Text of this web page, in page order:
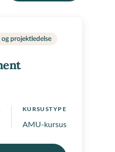
og projektledelse
KURSUSTYPE
AMU-kursus